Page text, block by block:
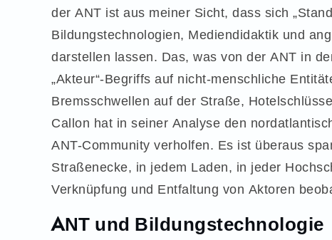
der ANT ist aus meiner Sicht, dass sich
Bildungstechnologien, Mediendidaktik und
darstellen lassen. Das, was von der ANT in
„Akteur“-Begriffs auf nicht-menschliche
Bremsschwellen auf der Straße,
Callon hat in seiner Analyse den
ANT-Community verholfen. Es ist überaus
Straßenecke, in jedem Laden, in jeder
Verknüpfung und Entfaltung von Aktoren
ANT und Bildungstechnologie